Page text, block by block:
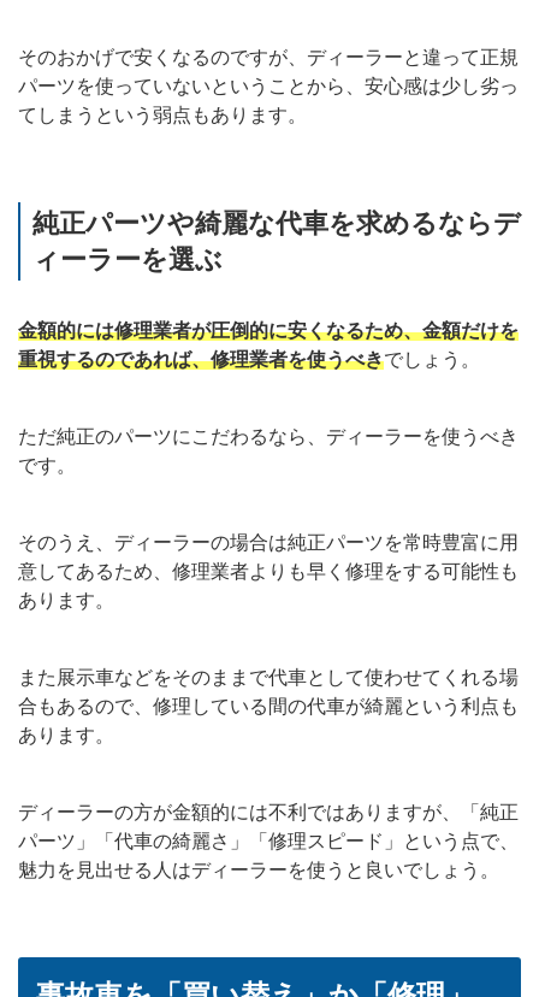
そのおかげで安くなるのですが、ディーラーと違って正規
パーツを使っていないということから、安心感は少し劣っ
てしまうという弱点もあります。
純正パーツや綺麗な代車を求めるならデ
ィーラーを選ぶ
金額的には修理業者が圧倒的に安くなるため、金額だけを
重視するのであれば、修理業者を使うべきでしょう。
ただ純正のパーツにこだわるなら、ディーラーを使うべき
です。
そのうえ、ディーラーの場合は純正パーツを常時豊富に用
意してあるため、修理業者よりも早く修理をする可能性も
あります。
また展示車などをそのままで代車として使わせてくれる場
合もあるので、修理している間の代車が綺麗という利点も
あります。
ディーラーの方が金額的には不利ではありますが、「純正
パーツ」「代車の綺麗さ」「修理スピード」という点で、
魅力を見出せる人はディーラーを使うと良いでしょう。